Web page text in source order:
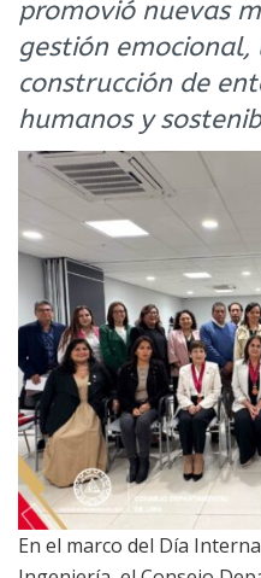
promovió nuevas
gestión
construcción de
humanos y
En el marco del Día